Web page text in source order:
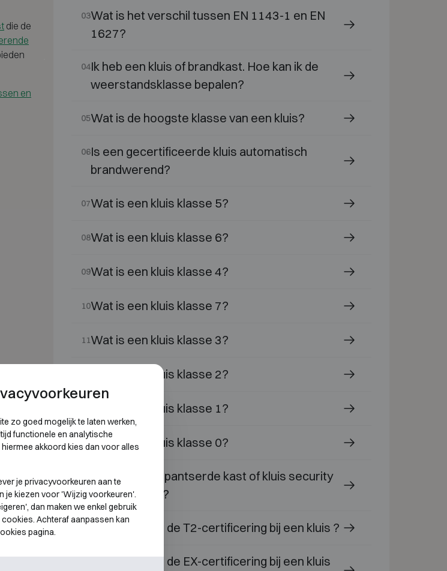
die de
en
03Wat is het verschil tussen EN 1143-1 en EN
1627?
04Ik heb een kluis of brandkast. Hoe kan ik de
weerstandsklasse bepalen?
05Wat is de hoogste klasse van een kluis?
06Is een gecertificeerde kluis automatisch
brandwerend?
07Wat is een kluis klasse 5?
08Wat is een kluis klasse 6?
09Wat is een kluis klasse 4?
10Wat is een kluis klasse 7?
11Wat is een kluis klasse 3?
Wat is een kluis klasse 2?
Wat is een kluis klasse 1?
14Wat is een kluis klasse 0?
Wat is een gepantserde kast of kluis security
level S1 of S2?
16 Wat betekent de T2-certificering bij een kluis ?
Wat betekent de EX-certificering bij een kluis
zo goed mogelijk te laten werken,
functionele en analytische
akkoord kies dan voor alles
je privacyvoorkeuren aan te
je kiezen voor 'Wijzig voorkeuren'.
dan maken we enkel gebruik
Achteraf aanpassen kan
pagina.